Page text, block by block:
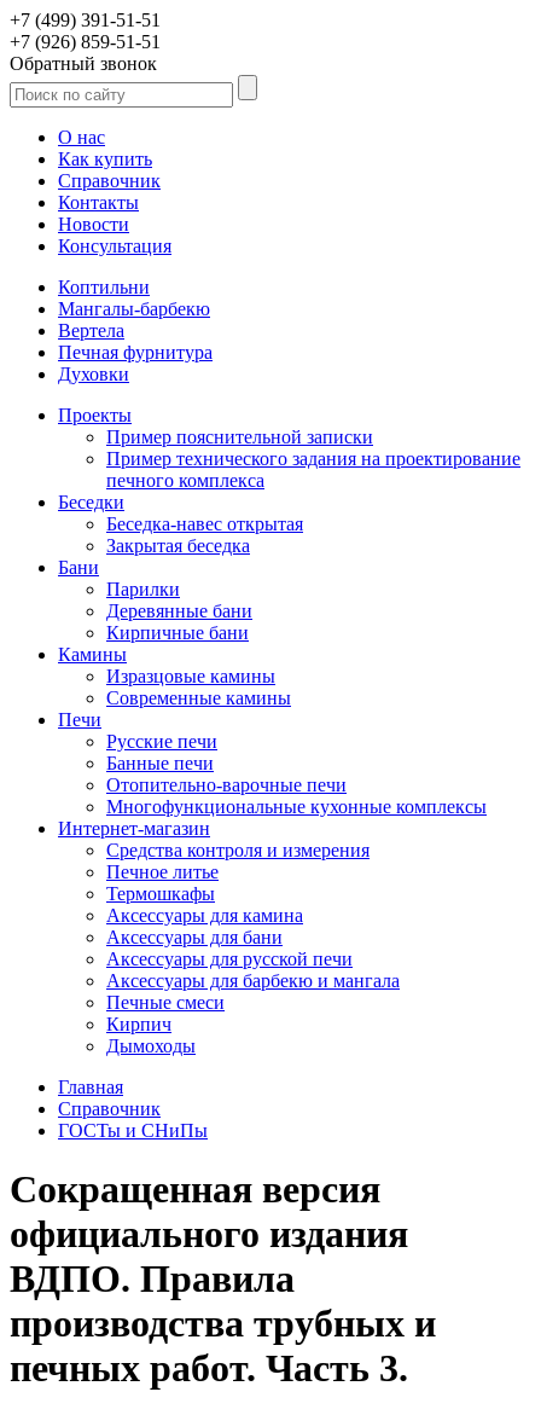
+7 (499) 391-51-51
+7 (926) 859-51-51
Обратный звонок
О нас
Как купить
Справочник
Контакты
Новости
Консультация
Коптильни
Мангалы-барбекю
Вертела
Печная фурнитура
Духовки
Проекты
Пример пояснительной записки
Пример технического задания на проектирование
печного комплекса
Беседки
Беседка-навес открытая
Закрытая беседка
Бани
Парилки
Деревянные бани
Кирпичные бани
Камины
Изразцовые камины
Современные камины
Печи
Русские печи
Банные печи
Отопительно-варочные печи
Многофункциональные кухонные комплексы
Интернет-магазин
Средства контроля и измерения
Печное литье
Термошкафы
Аксессуары для камина
Аксессуары для бани
Аксессуары для русской печи
Аксессуары для барбекю и мангала
Печные смеси
Кирпич
Дымоходы
Главная
Справочник
ГОСТы и СНиПы
Сокращенная версия
официального издания
ВДПО. Правила
производства трубных и
печных работ. Часть 3.